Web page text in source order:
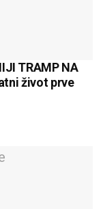
TRAMP NA
život prve